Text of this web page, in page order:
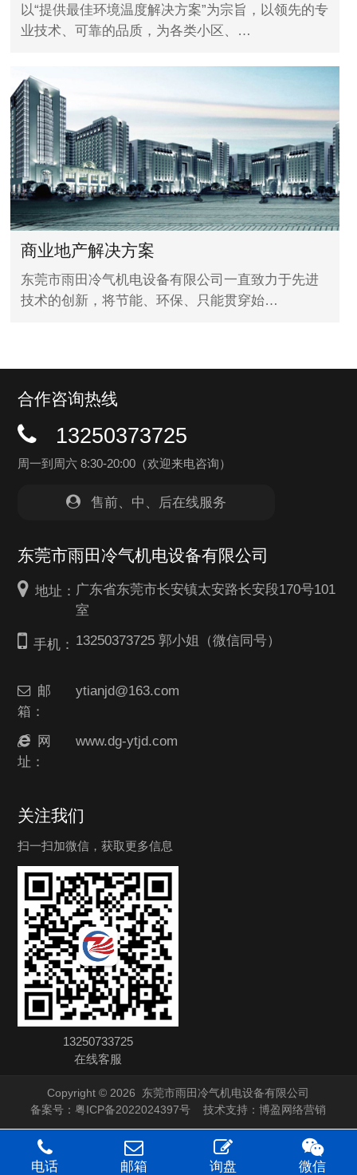
以“提供最佳环境温度解决方案”为宗旨，以领先的专
业技术、可靠的品质，为各类小区、…
商业地产解决方案
东莞市雨田冷气机电设备有限公司一直致力于先进
技术的创新，将节能、环保、只能贯穿始…
合作咨询热线
13250373725
周一到周六 8:30-20:00（欢迎来电咨询）
售前、中、后在线服务
东莞市雨田冷气机电设备有限公司
地址： 广东省东莞市长安镇太安路长安段170号101
室
手机： 13250373725 郭小姐（微信同号）
邮
箱：
ytianjd@163.com
网
址：
www.dg-ytjd.com
关注我们
扫一扫加微信，获取更多信息
13250733725
在线客服
Copyright © 2026 东莞市雨田冷气机电设备有限公司
备案号：粤ICP备2022024397号 技术支持：博盈网络营销
电话 邮箱 询盘 微信